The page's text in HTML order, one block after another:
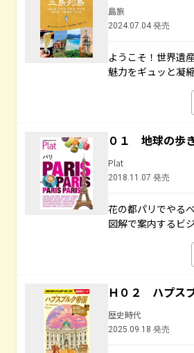
島旅
2024.07.04 発売
ようこそ！世界遺
魅力をギュッと凝
０１ 地球の歩
Plat
2018.11.07 発売
花の都パリでやる
図解で案内するビ
Ｈ０２ ハプス
歴史時代
2025.09.18 発売